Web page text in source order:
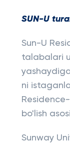
SUN-U
Sun-U
talabalari
ni
bo'lish
Sunway